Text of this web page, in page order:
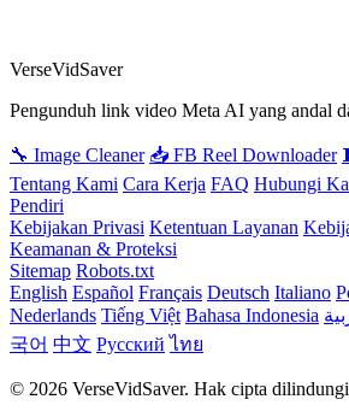
VerseVidSaver
Pengunduh link video Meta AI yang andal
🔧 Image Cleaner 📥 FB Reel Downloader
Tentang Kami Cara Kerja FAQ Hubungi
Pendiri
Kebijakan Privasi Ketentuan Layanan
Keamanan & Proteksi
Sitemap Robots.txt
English Español Français Deutsch Italiano
Nederlands Tiếng Việt Bahasa Indonesia
국어 中文 Русский ไทย
© 2026 VerseVidSaver. Hak cipta